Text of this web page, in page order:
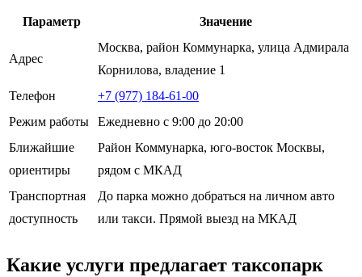
Параметр Значение
Адрес
Москва, район Коммунарка, улица Адмирала
Корнилова, владение 1
Телефон
+7 (977) 184-61-00
Режим работы
Ежедневно с 9:00 до 20:00
Ближайшие
ориентиры
Район Коммунарка, юго-восток Москвы,
рядом с МКАД
Транспортная
доступность
До парка можно добраться на личном авто
или такси. Прямой выезд на МКАД
Какие услуги предлагает таксопарк